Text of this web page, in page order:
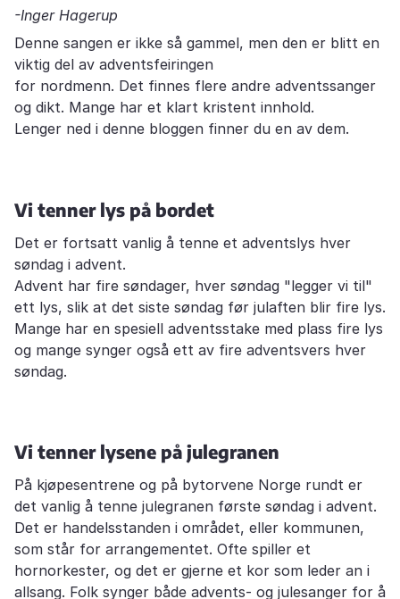
-Inger Hagerup
Denne sangen er ikke så gammel, men den er blitt en
viktig del av adventsfeiringen
for nordmenn. Det finnes flere andre adventssanger
og dikt. Mange har et klart kristent innhold.
Lenger ned i denne bloggen finner du en av dem.
Vi tenner lys på bordet
Det er fortsatt vanlig å tenne et adventslys hver
søndag i advent.
Advent har fire søndager, hver søndag "legger vi til"
ett lys, slik at det siste søndag før julaften blir fire lys.
Mange har en spesiell adventsstake med plass fire lys
og mange synger også ett av fire adventsvers hver
søndag.
Vi tenner lysene på julegranen
På kjøpesentrene og på bytorvene Norge rundt er
det vanlig å tenne julegranen første søndag i advent.
Det er handelsstanden i området, eller kommunen,
som står for arrangementet. Ofte spiller et
hornorkester, og det er gjerne et kor som leder an i
allsang. Folk synger både advents- og julesanger for å